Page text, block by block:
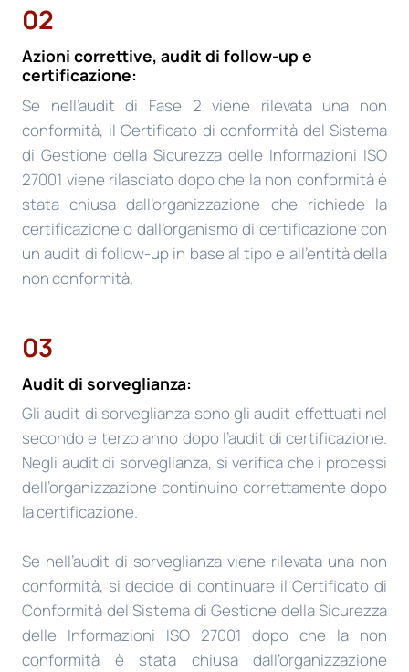
02
Azioni correttive, audit di follow-up e
certificazione:
Se nell’audit di Fase 2 viene rilevata una non
conformità, il Certificato di conformità del Sistema
di Gestione della Sicurezza delle Informazioni ISO
27001 viene rilasciato dopo che la non conformità è
stata chiusa dall’organizzazione che richiede la
certificazione o dall’organismo di certificazione con
un audit di follow-up in base al tipo e all’entità della
non conformità.
03
Audit di sorveglianza:
Gli audit di sorveglianza sono gli audit effettuati nel
secondo e terzo anno dopo l’audit di certificazione.
Negli audit di sorveglianza, si verifica che i processi
dell’organizzazione continuino correttamente dopo
la certificazione.
Se nell’audit di sorveglianza viene rilevata una non
conformità, si decide di continuare il Certificato di
Conformità del Sistema di Gestione della Sicurezza
delle Informazioni ISO 27001 dopo che la non
conformità è stata chiusa dall’organizzazione